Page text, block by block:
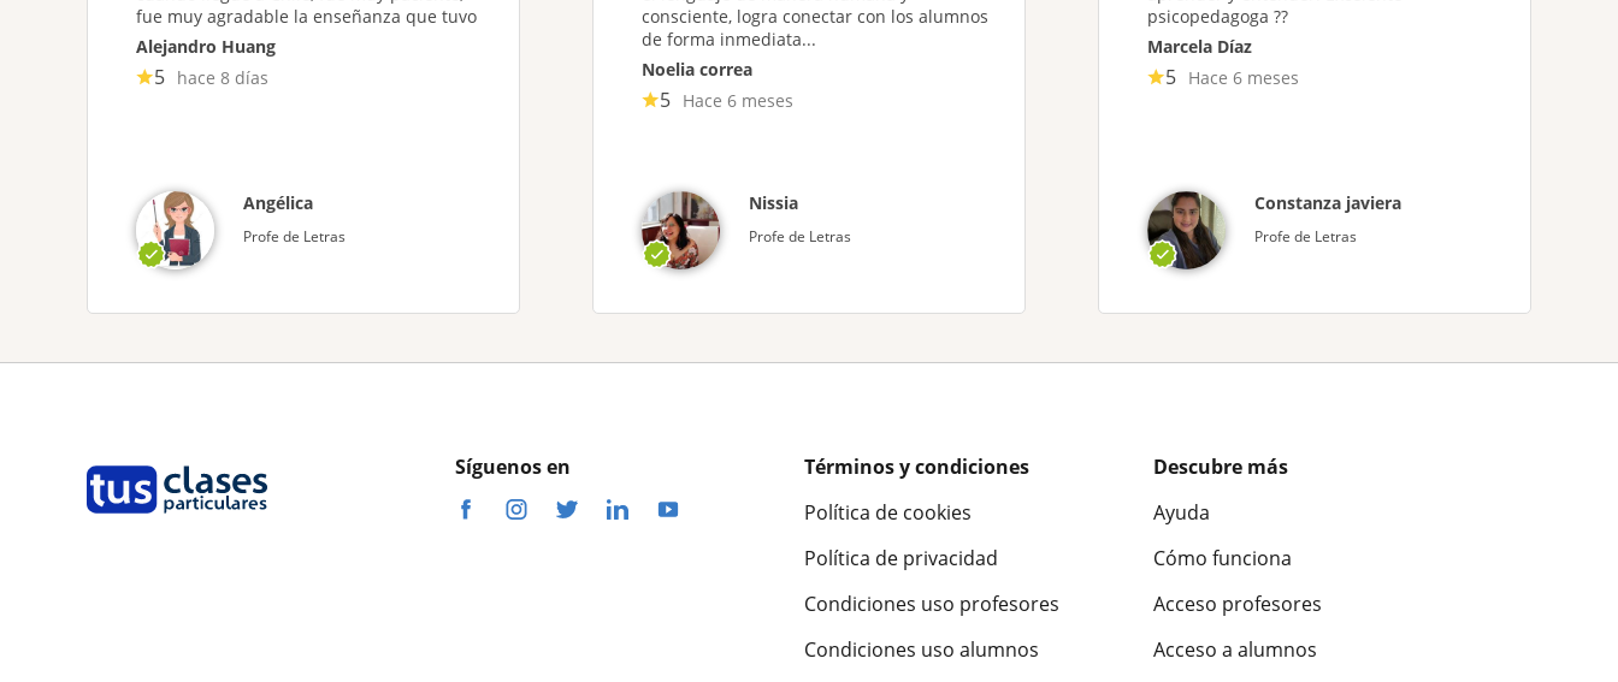
fue muy agradable la enseñanza que tuvo
Alejandro Huang
5 hace 8 días
Angélica
Profe de Letras
consciente, logra conectar con los alumnos
de forma inmediata...
Noelia correa
5 Hace 6 meses
Nissia
Profe de Letras
psicopedagoga ??
Marcela Díaz
5 Hace 6 meses
Constanza javiera
Profe de Letras
Síguenos en
Términos y condiciones
Política de cookies
Política de privacidad
Condiciones uso profesores
Condiciones uso alumnos
Descubre más
Ayuda
Cómo funciona
Acceso profesores
Acceso a alumnos